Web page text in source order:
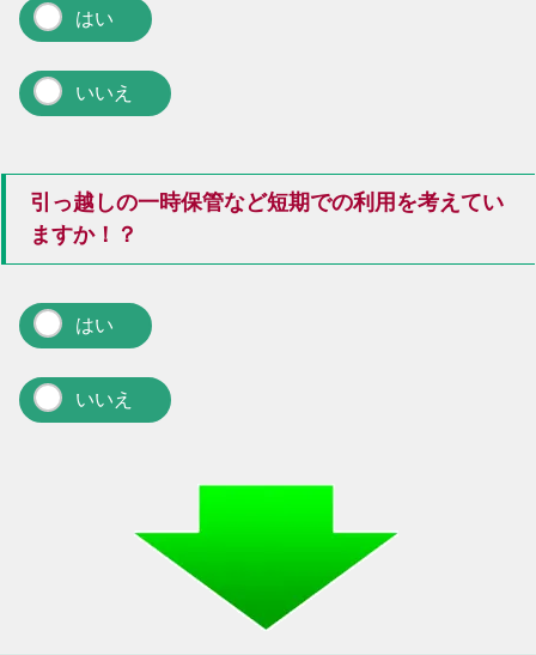
はい
いいえ
引っ越しの一時保管など短期での利用を考えてい
ますか！？
はい
いいえ